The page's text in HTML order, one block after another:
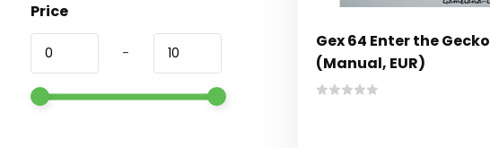
Price
-
Gex 64 Enter the Gecko
(Manual, EUR)